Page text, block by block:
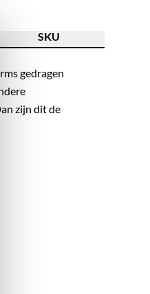
SKU
gedragen
zijn dit de